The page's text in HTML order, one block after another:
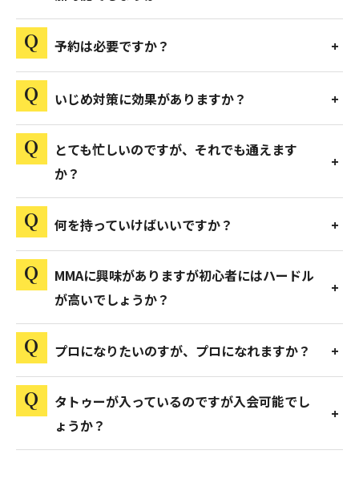
予約は必要ですか？
いじめ対策に効果がありますか？
とても忙しいのですが、それでも通えます
か？
何を持っていけばいいですか？
MMAに興味がありますが初心者にはハードル
が高いでしょうか？
プロになりたいのすが、プロになれますか？
タトゥーが入っているのですが入会可能でし
ょうか？